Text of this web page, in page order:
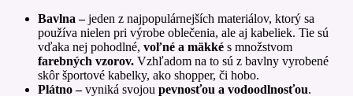
Bavlna –jeden z najpopulárnejších materiálov, ktorý sa
používa nielen pri výrobe oblečenia, ale aj kabeliek. Tie sú
vďaka nej pohodlné, voľné a mäkké s množstvom
farebných vzorov. Vzhľadom na to sú z bavlny vyrobené
skôr športové kabelky, ako shopper, či hobo.
Plátno –vyniká svojou pevnosťou a vodoodlnosťou.